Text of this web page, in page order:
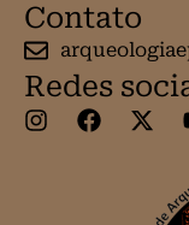
Contato
Redes